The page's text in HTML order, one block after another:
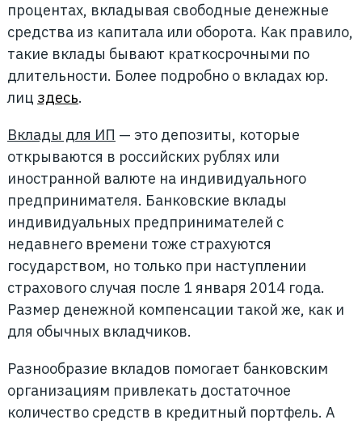
процентах, вкладывая свободные денежные
средства из капитала или оборота. Как правило,
такие вклады бывают краткосрочными по
длительности. Более подробно о вкладах юр.
лиц здесь.
Вклады для ИП — это депозиты, которые
открываются в российских рублях или
иностранной валюте на индивидуального
предпринимателя. Банковские вклады
индивидуальных предпринимателей с
недавнего времени тоже страхуются
государством, но только при наступлении
страхового случая после 1 января 2014 года.
Размер денежной компенсации такой же, как и
для обычных вкладчиков.
Разнообразие вкладов помогает банковским
организациям привлекать достаточное
количество средств в кредитный портфель. А